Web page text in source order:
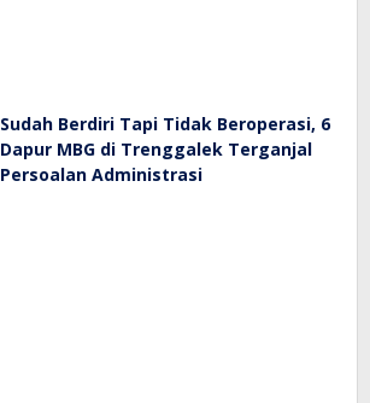
Sudah Berdiri Tapi Tidak Beroperasi, 6
Dapur MBG di Trenggalek Terganjal
Persoalan Administrasi